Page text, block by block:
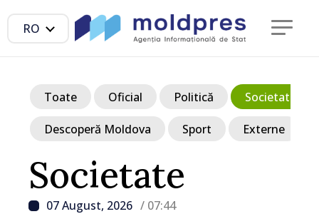
RO
Societate
07 August, 2026 / 07:44
Toate Oficial Politică Societate
Descoperă Moldova Sport Externe